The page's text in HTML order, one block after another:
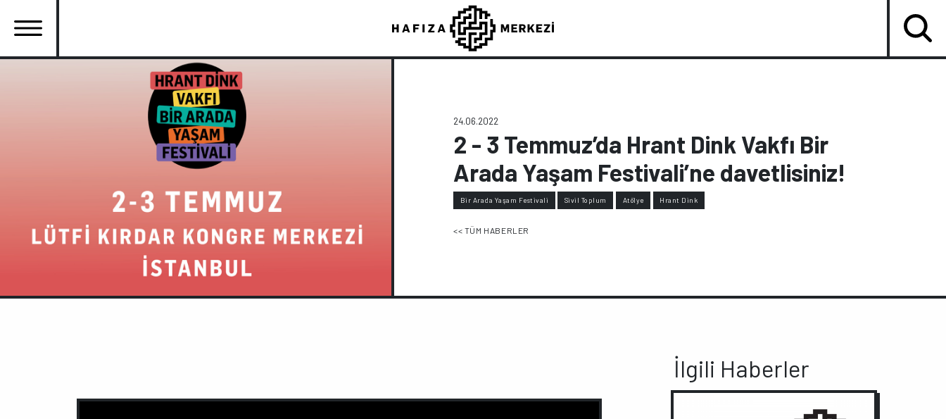
atla
24.06.2022
2 - 3 Temmuz’da Hrant Dink Vakfı Bir
Arada Yaşam Festivali’ne davetlisiniz!
Bir Arada Yaşam Festivali Sivil Toplum Atölye Hrant Dink
<< TÜM HABERLER
İlgili Haberler